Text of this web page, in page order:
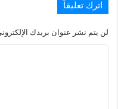
اترك تعليقاً
لن يتم نشر عنوان بريدك